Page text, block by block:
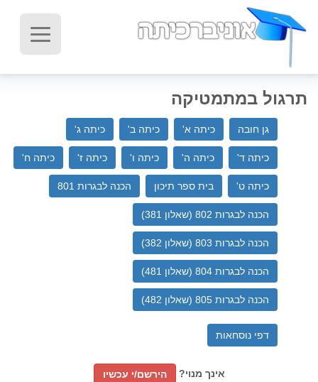
תרגול במתמטיקה
גן חובה כיתה א' כיתה ב' כיתה ג'
כיתה ד' כיתה ה' כיתה ו' כיתה ז' כיתה ח'
כיתה ט' בית ספר תיכון‬ הכנה לבגרות 801
הכנה לבגרות 802 (שאלון 381)
הכנה לבגרות 803 (שאלון 382)
הכנה לבגרות 804 (שאלון 481)
הכנה לבגרות 805 (שאלון 482)
דפי נוסחאות
אינך מנוי? הירשם/י עכשיו